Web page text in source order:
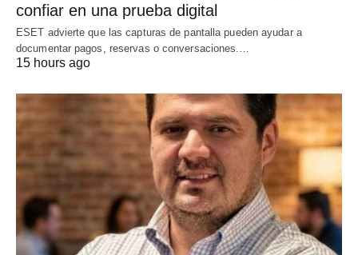
confiar en una prueba digital
ESET advierte que las capturas de pantalla pueden ayudar a
documentar pagos, reservas o conversaciones.…
15 hours ago